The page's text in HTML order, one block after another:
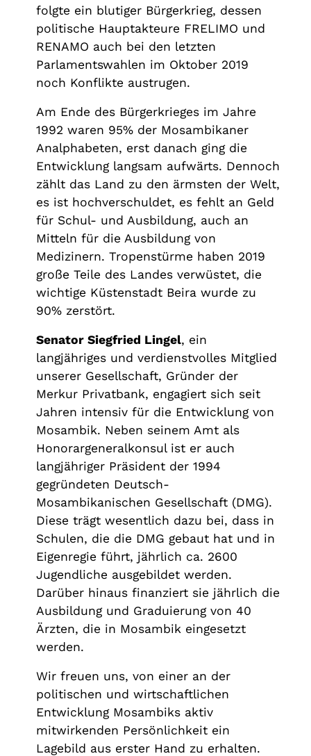
folgte ein blutiger Bürgerkrieg, dessen
politische Hauptakteure FRELIMO und
RENAMO auch bei den letzten
Parlamentswahlen im Oktober 2019
noch Konflikte austrugen.
Am Ende des Bürgerkrieges im Jahre
1992 waren 95% der Mosambikaner
Analphabeten, erst danach ging die
Entwicklung langsam aufwärts. Dennoch
zählt das Land zu den ärmsten der Welt,
es ist hochverschuldet, es fehlt an Geld
für Schul- und Ausbildung, auch an
Mitteln für die Ausbildung von
Medizinern. Tropenstürme haben 2019
große Teile des Landes verwüstet, die
wichtige Küstenstadt Beira wurde zu
90% zerstört.
Senator Siegfried Lingel, ein
langjähriges und verdienstvolles Mitglied
unserer Gesellschaft, Gründer der
Merkur Privatbank, engagiert sich seit
Jahren intensiv für die Entwicklung von
Mosambik. Neben seinem Amt als
Honorargeneralkonsul ist er auch
langjähriger Präsident der 1994
gegründeten Deutsch-
Mosambikanischen Gesellschaft (DMG).
Diese trägt wesentlich dazu bei, dass in
Schulen, die die DMG gebaut hat und in
Eigenregie führt, jährlich ca. 2600
Jugendliche ausgebildet werden.
Darüber hinaus finanziert sie jährlich die
Ausbildung und Graduierung von 40
Ärzten, die in Mosambik eingesetzt
werden.
Wir freuen uns, von einer an der
politischen und wirtschaftlichen
Entwicklung Mosambiks aktiv
mitwirkenden Persönlichkeit ein
Lagebild aus erster Hand zu erhalten.